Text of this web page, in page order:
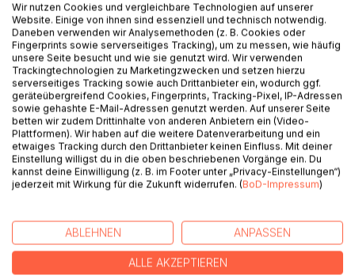
BESCHREIBUNG
Das zweite Buch des Zyklus "Das absurde Theater der
Apokalypse" "Des Wahnsinns goldene Pforten 2 -
Wahnhallahs Paraphrasenschnuller" setzt die Botschaft
Gedankenwelt von Alex und seinen eingebildeten
Spiegelmarionetten zu entführen und bewegt sich zunächst
im Refugium des Feenköniginnenkongresses, wo die
Fürsprecherinnen eines humanistischen Weltbildes ihr
Wir nutzen Cookies und vergleichbare Technologien auf unserer
Website. Einige von ihnen sind essenziell und technisch notwendig.
Daneben verwenden wir Analysemethoden (z. B. Cookies oder
Fingerprints sowie serverseitiges Tracking), um zu messen, wie häufig
unsere Seite besucht und wie sie genutzt wird. Wir verwenden
Trackingtechnologien zu Marketingzwecken und setzen hierzu
serverseitiges Tracking sowie auch Drittanbieter ein, wodurch ggf.
geräteübergreifend Cookies, Fingerprints, Tracking-Pixel, IP-Adressen
sowie gehashte E-Mail-Adressen genutzt werden. Auf unserer Seite
betten wir zudem Drittinhalte von anderen Anbietern ein (Video-
Plattformen). Wir haben auf die weitere Datenverarbeitung und ein
etwaiges Tracking durch den Drittanbieter keinen Einfluss. Mit deiner
Einstellung willigst du in die oben beschriebenen Vorgänge ein. Du
kannst deine Einwilligung (z. B. im Footer unter „Privacy-Einstellungen“)
jederzeit mit Wirkung für die Zukunft widerrufen. (BoD-Impressum)
ABLEHNEN ANPASSEN
ALLE AKZEPTIEREN